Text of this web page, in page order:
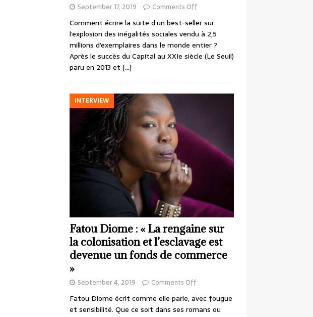
September 17, 2019 Comments Off
Comment écrire la suite d’un best-seller sur
l’explosion des inégalités sociales vendu à 2,5
millions d’exemplaires dans le monde entier ?
Après le succès du Capital au XXIe siècle (Le Seuil)
paru en 2013 et […]
INTERVIEW
Fatou Diome : « La rengaine sur
la colonisation et l’esclavage est
devenue un fonds de commerce
»
September 4, 2019 Comments Off
Fatou Diome écrit comme elle parle, avec fougue
et sensibilité. Que ce soit dans ses romans ou